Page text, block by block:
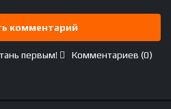
комментарий
первым! Комментариев (0)